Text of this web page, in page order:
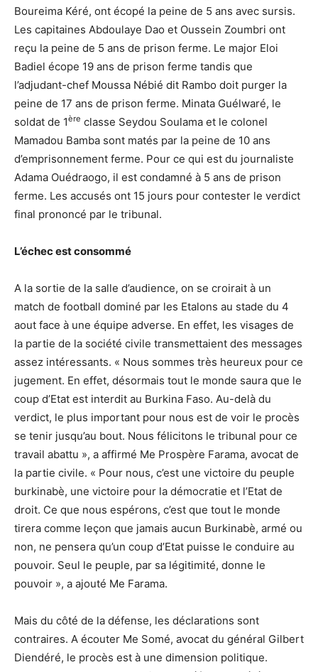
Boureima Kéré, ont écopé la peine de 5 ans avec sursis.
Les capitaines Abdoulaye Dao et Oussein Zoumbri ont
reçu la peine de 5 ans de prison ferme. Le major Eloi
Badiel écope 19 ans de prison ferme tandis que
l’adjudant-chef Moussa Nébié dit Rambo doit purger la
peine de 17 ans de prison ferme. Minata Guélwaré, le
soldat de 1ère classe Seydou Soulama et le colonel
Mamadou Bamba sont matés par la peine de 10 ans
d’emprisonnement ferme. Pour ce qui est du journaliste
Adama Ouédraogo, il est condamné à 5 ans de prison
ferme. Les accusés ont 15 jours pour contester le verdict
final prononcé par le tribunal.
L’échec est consommé
A la sortie de la salle d’audience, on se croirait à un
match de football dominé par les Etalons au stade du 4
aout face à une équipe adverse. En effet, les visages de
la partie de la société civile transmettaient des messages
assez intéressants. « Nous sommes très heureux pour ce
jugement. En effet, désormais tout le monde saura que le
coup d’Etat est interdit au Burkina Faso. Au-delà du
verdict, le plus important pour nous est de voir le procès
se tenir jusqu’au bout. Nous félicitons le tribunal pour ce
travail abattu », a affirmé Me Prospère Farama, avocat de
la partie civile. « Pour nous, c’est une victoire du peuple
burkinabè, une victoire pour la démocratie et l’Etat de
droit. Ce que nous espérons, c’est que tout le monde
tirera comme leçon que jamais aucun Burkinabè, armé ou
non, ne pensera qu’un coup d’Etat puisse le conduire au
pouvoir. Seul le peuple, par sa légitimité, donne le
pouvoir », a ajouté Me Farama.
Mais du côté de la défense, les déclarations sont
contraires. A écouter Me Somé, avocat du général Gilbert
Diendéré, le procès est à une dimension politique.